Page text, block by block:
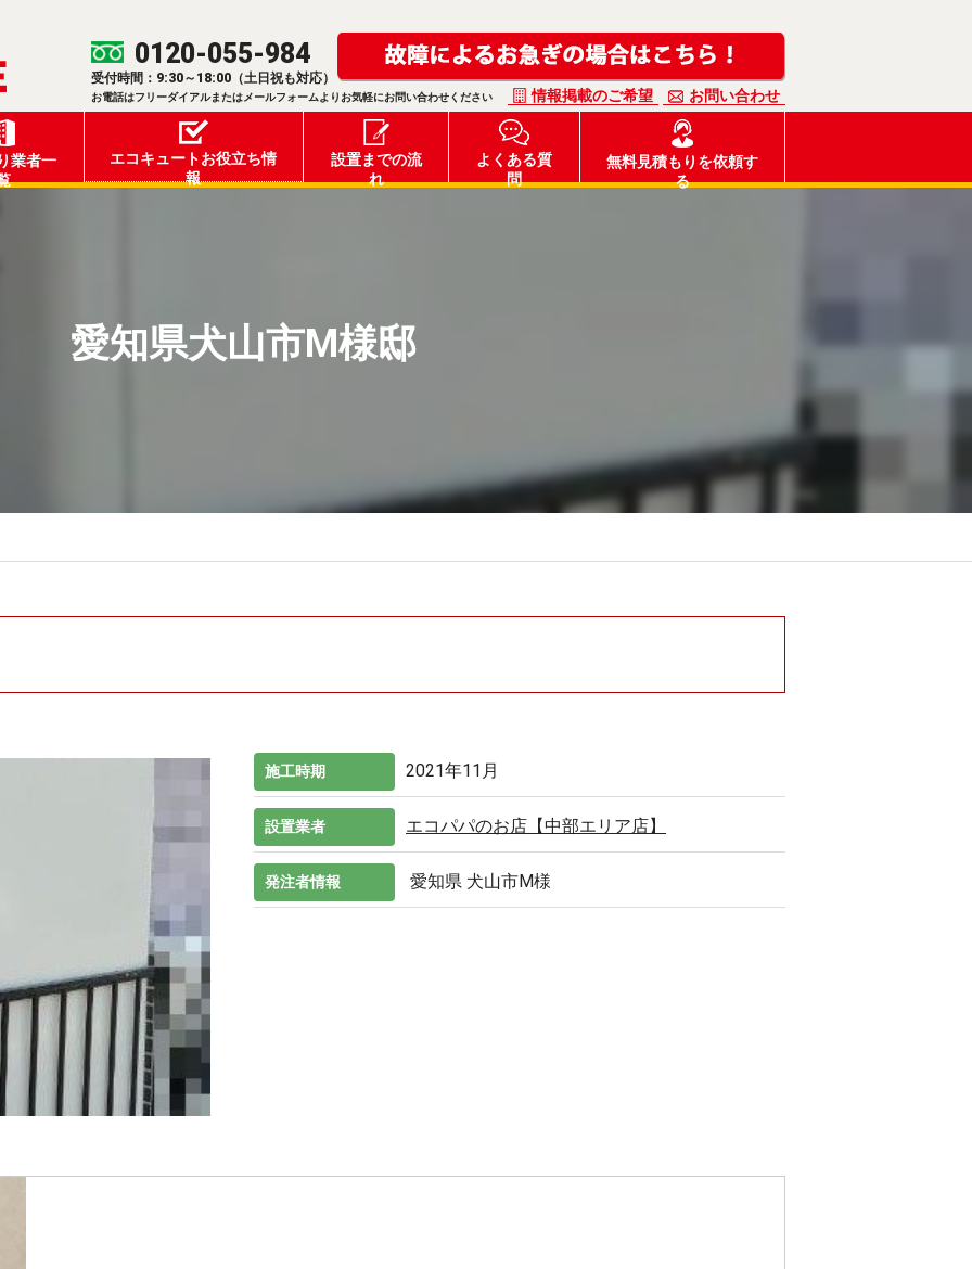
0120-055-984
受付時間：9:30～18:00（土日祝も対応）
お電話はフリーダイアルまたはメールフォームよりお気軽にお問い合わせください 情報掲載のご希望 お問い合わせ
業者一
エコキュートお役立ち情
報
設置までの流
れ
よくある質
問
無料見積もりを依頼す
る
愛知県犬山市M様邸
施工時期 2021年11月
設置業者 エコパパのお店【中部エリア店】
発注者情報 愛知県 犬山市M様